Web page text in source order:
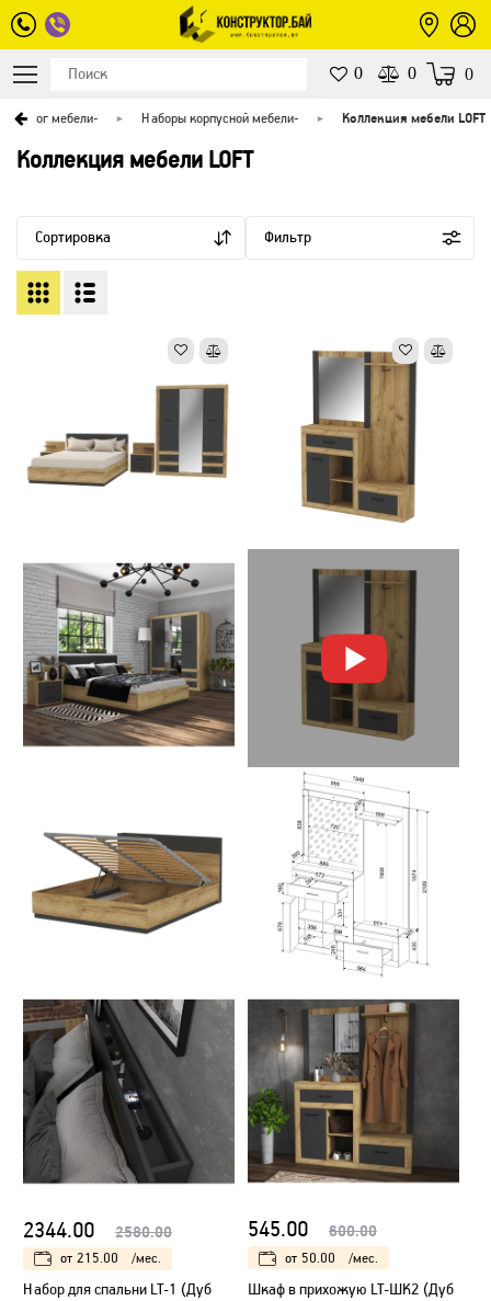
0 0 0
Каталог мебели- Наборы корпусной мебели- Коллекция мебели LOFT
Коллекция мебели LOFT
Сортировка Фильтр
2344.00 2580.00
от 215.00 /мес.
Набор для спальни LT-1 (Дуб
545.00 600.00
от 50.00 /мес.
Шкаф в прихожую LT-ШК2 (Дуб